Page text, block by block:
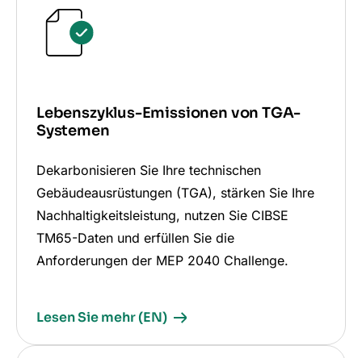
Lebenszyklus-Emissionen von TGA-
Systemen
Dekarbonisieren Sie Ihre technischen
Gebäudeausrüstungen (TGA), stärken Sie Ihre
Nachhaltigkeitsleistung, nutzen Sie CIBSE
TM65-Daten und erfüllen Sie die
Anforderungen der MEP 2040 Challenge.
Lesen Sie mehr (EN)